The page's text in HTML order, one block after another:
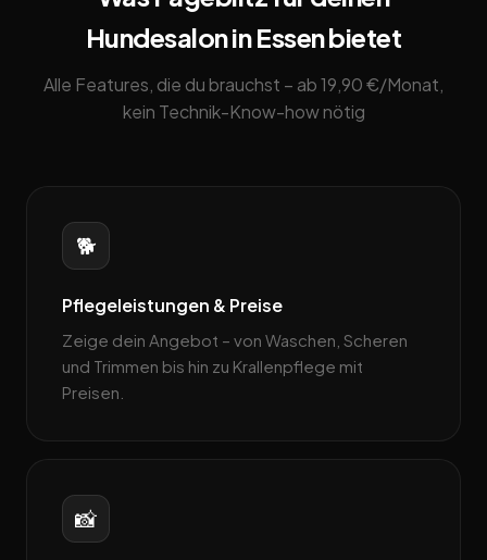
Hundesalon in Essen bietet
Alle Features, die du brauchst – ab 19,90 €/Monat,
kein Technik-Know-how nötig
🐕
Pflegeleistungen & Preise
Zeige dein Angebot – von Waschen, Scheren
und Trimmen bis hin zu Krallenpflege mit
Preisen.
📸